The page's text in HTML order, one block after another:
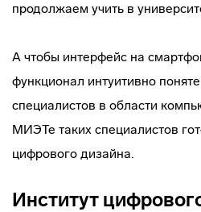
продолжаем учить в
А чтобы интерфейс на
функционал интуитивно
специалистов в области
МИЭТе таких специалистов
цифрового дизайна.
Институт